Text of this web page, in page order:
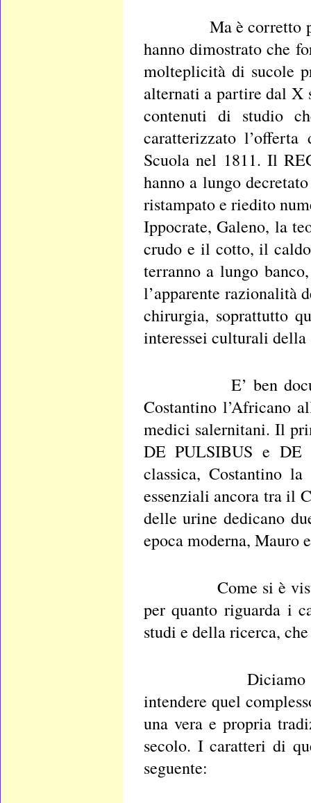
Ma è corretto
hanno dimostrato che
molteplicità di sucole
alternati a partire dal X
contenuti di studio
caratterizzato
Scuola nel 1811. Il
hanno a lungo
ristampato e riedito
Ippocrate, Galeno, la
crudo e il cotto, il
terranno a lungo
l’apparente razionalità
chirurgia, soprattutto
interessei culturali della
E’ ben
Costantino l’Africano
medici salernitani. Il
DE PULSIBUS e DE
classica, Costantino
essenziali ancora tra il
delle urine dedicano
epoca moderna, Mauro
Come si è visto, di
per quanto riguarda i
studi e della ricerca,
Diciamo allora
intendere quel
una vera e propria
secolo. I caratteri di
seguente: